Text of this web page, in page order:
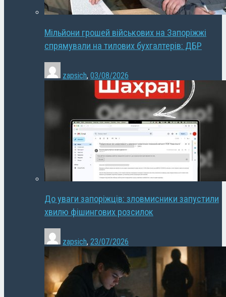
Мільйони грошей військових на Запоріжжі
спрямували на тилових бухгалтерів: ДБР
zapsich, 03/08/2026
До уваги запоріжців: зловмисники запустили
хвилю фішингових розсилок
zapsich, 23/07/2026